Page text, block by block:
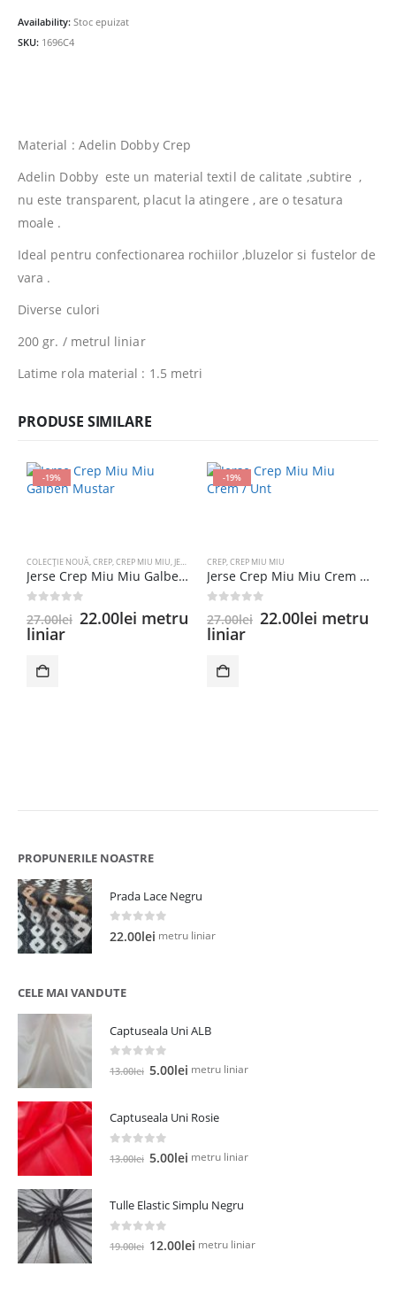
29.00lei.
Availability: Stoc epuizat
SKU: 1696C4
Material : Adelin Dobby Crep
Adelin Dobby este un material textil de calitate ,subtire ,
nu este transparent, placut la atingere , are o tesatura
moale .
Ideal pentru confectionarea rochiilor ,bluzelor si fustelor de
vara .
Diverse culori
200 gr. / metrul liniar
Latime rola material : 1.5 metri
PRODUSE SIMILARE
-19%
COLECȚIE NOUĂ,CREP,CREP MIU MIU, JERSE CREP MIU-MIU
Jerse Crep Miu Miu Galben Mustar
27.00lei Prețul
22.00lei Prețul
metru
liniar
-19%
CREP,CREP MIU MIU
Jerse Crep Miu Miu Crem / Unt
27.00lei Prețul
22.00lei Prețul
metru
liniar
PROPUNERILE NOASTRE
Prada Lace Negru
0 out of 5
22.00lei metru liniar
CELE MAI VANDUTE
Captuseala Uni ALB
out of 5
13.00lei Prețul
fost:
13.00lei.
5.00lei Prețul
5.00lei.
metru liniar
Captuseala Uni Rosie
out of 5
13.00lei Prețul
fost:
13.00lei.
5.00lei Prețul
5.00lei.
metru liniar
Tulle Elastic Simplu Negru
out of 5
19.00lei Prețul
12.00lei Prețul
metru liniar